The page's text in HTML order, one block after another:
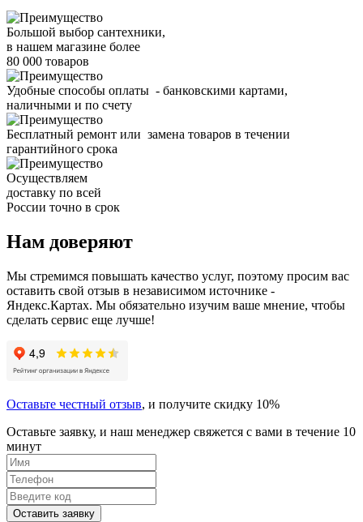
Большой выбор сантехники,
в нашем магазине более
80 000 товаров
Удобные способы оплаты - банковскими картами,
наличными и по счету
Бесплатный ремонт или замена товаров в течении
гарантийного срока
Осуществляем
доставку по всей
России точно в срок
Нам доверяют
Мы стремимся повышать качество услуг, поэтому просим вас
оставить свой отзыв в независимом источнике -
Яндекс.Картах. Мы обязательно изучим ваше мнение, чтобы
сделать сервис еще лучше!
Оставьте честный отзыв, и получите скидку 10%
Оставьте заявку, и наш менеджер свяжется с вами в течение 10
минут
Оставить заявку